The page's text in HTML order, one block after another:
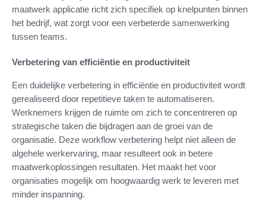
maatwerk applicatie richt zich specifiek op knelpunten binnen
het bedrijf, wat zorgt voor een verbeterde samenwerking
tussen teams.
Verbetering van efficiëntie en productiviteit
Een duidelijke verbetering in efficiëntie en productiviteit wordt
gerealiseerd door repetitieve taken te automatiseren.
Werknemers krijgen de ruimte om zich te concentreren op
strategische taken die bijdragen aan de groei van de
organisatie. Deze workflow verbetering helpt niet alleen de
algehele werkervaring, maar resulteert ook in betere
maatwerkoplossingen resultaten. Het maakt het voor
organisaties mogelijk om hoogwaardig werk te leveren met
minder inspanning.